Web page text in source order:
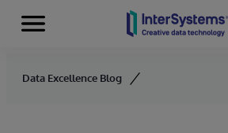
Skip to content
Menu
Data Excellence Blog